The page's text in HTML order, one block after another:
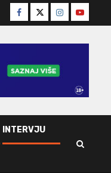
Facebook
TwitterInstagram
Youtube
INTERVJU